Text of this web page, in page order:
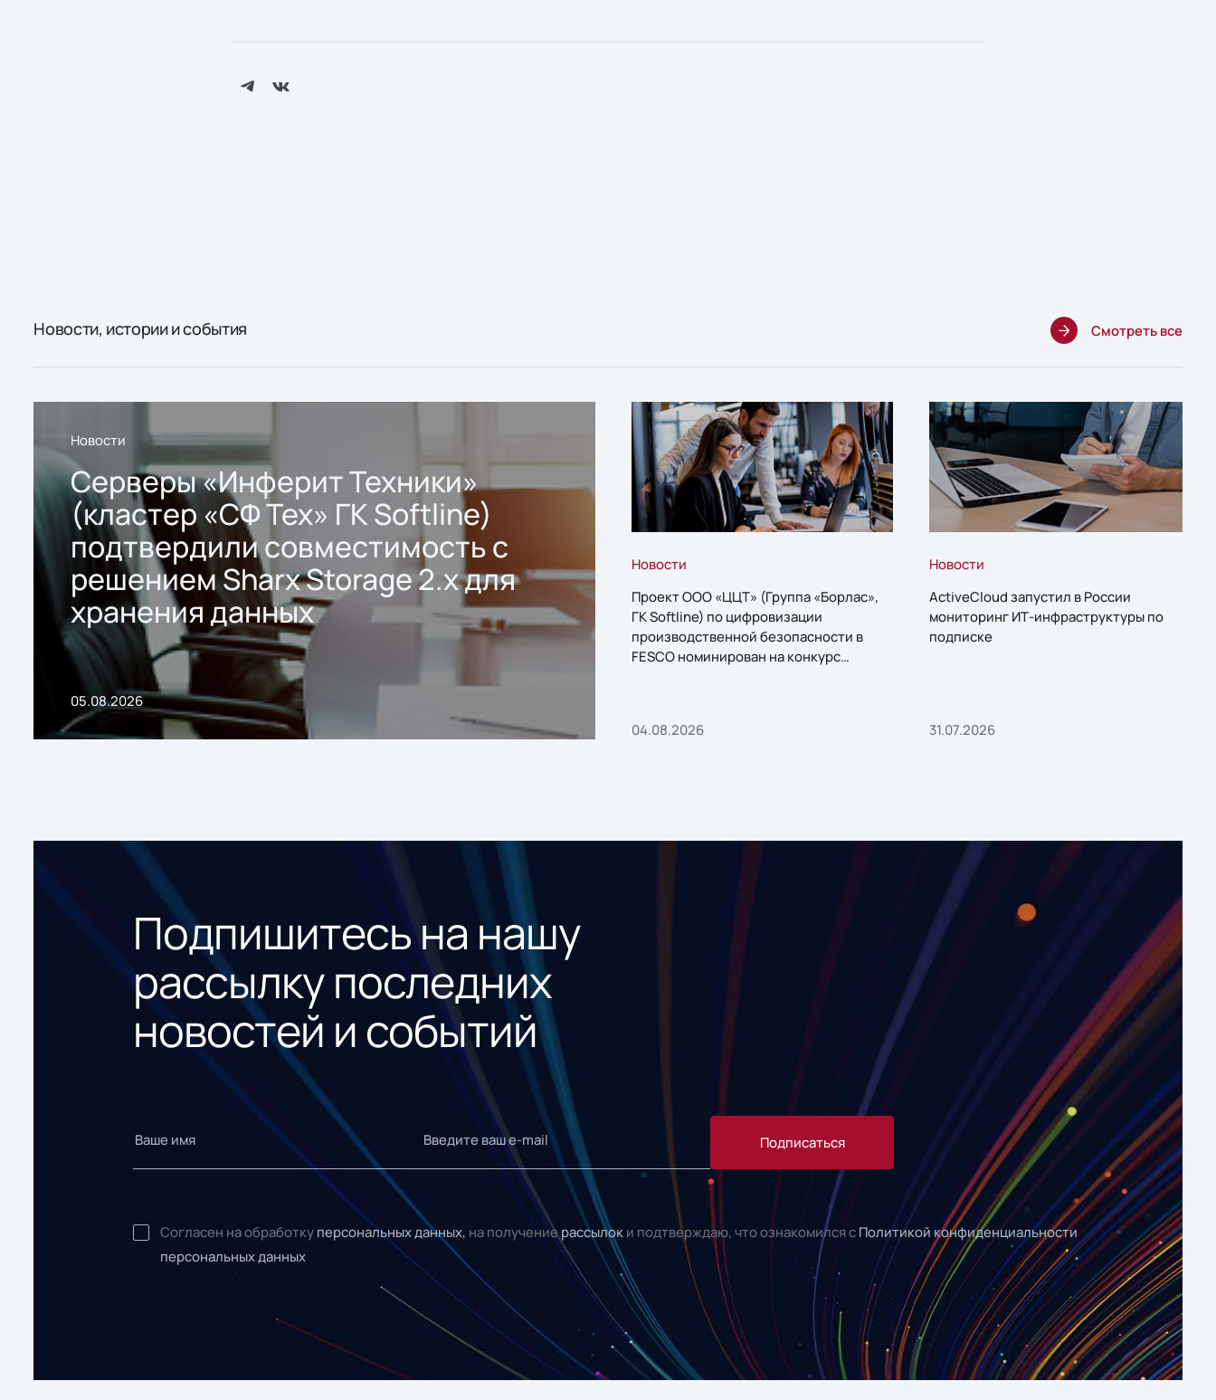
Новости, истории и события Смотреть все
Новости
Серверы «Инферит Техники»
(кластер «СФ Тех» ГК Softline)
подтвердили совместимость с
решением Sharx Storage 2.x для
хранения данных
05.08.2026
Новости
Проект ООО «ЦЦТ» (Группа «Борлас»,
ГК Softline) по цифровизации
производственной безопасности в
FESCO номинирован на конкурс
04.08.2026
Новости
ActiveCloud запустил в России
мониторинг ИТ-инфраструктуры по
подписке
31.07.2026
Подпишитесь на нашу
рассылку последних
новостей и событий
Подписаться
Согласен на обработку персональных данных, на получениерассылок и подтверждаю, что ознакомился с Политикой конфиденциальности
персональных данных